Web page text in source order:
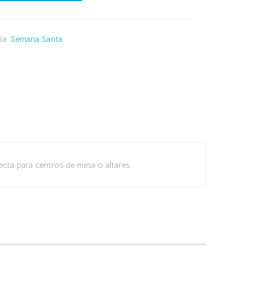
Semana Santa
para centros de mesa o altares.